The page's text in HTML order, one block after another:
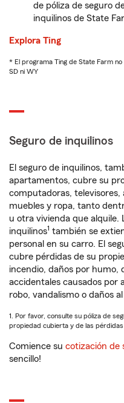
de póliza de seguro
inquilinos de State
Explora Ting
* El programa Ting de State Farm no
SD ni WY
Seguro de inquilinos
El seguro de inquilinos,
apartamentos, cubre su
computadoras, televisores,
muebles y ropa, tanto
u otra vivienda que alquile.
inquilinos1 también se
personal en su carro. El
cubre pérdidas de su
incendio, daños por humo,
accidentales causados por
robo, vandalismo o daños
1. Por favor, consulte su póliza de
propiedad cubierta y de las pérdidas
Comience su cotización de
sencillo!